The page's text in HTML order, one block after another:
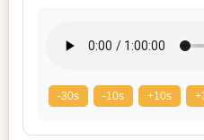
-30s -10s +10s